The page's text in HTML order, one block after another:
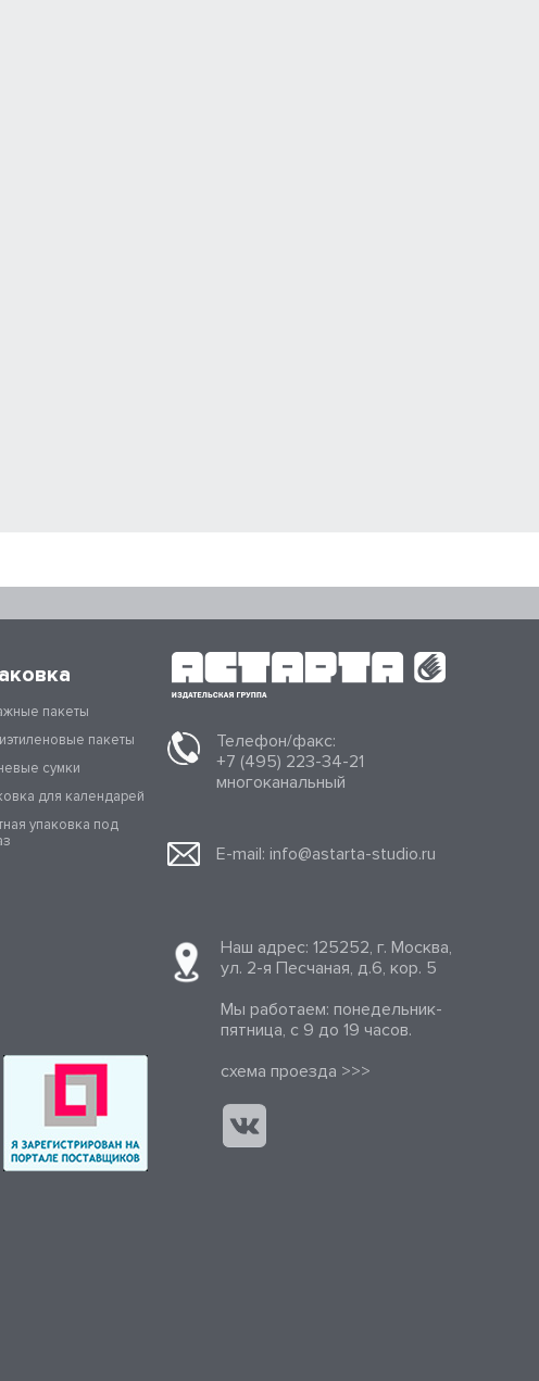
пакеты
пакеты
сумки
для календарей
упаковка под
Телефон/факс:
+7 (495) 223-34-21
многоканальный
E-mail: info@astarta-studio.ru
Наш адрес: 125252, г. Москва,
ул. 2-я Песчаная, д.6, кор. 5
Мы работаем: понедельник-
пятница, с 9 до 19 часов.
cхема проезда >>>